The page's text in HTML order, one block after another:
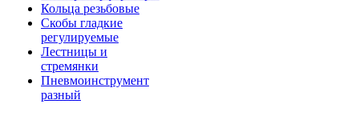
Кольца резьбовые
Скобы гладкие
регулируемые
Лестницы и
стремянки
Пневмоинструмент
разный